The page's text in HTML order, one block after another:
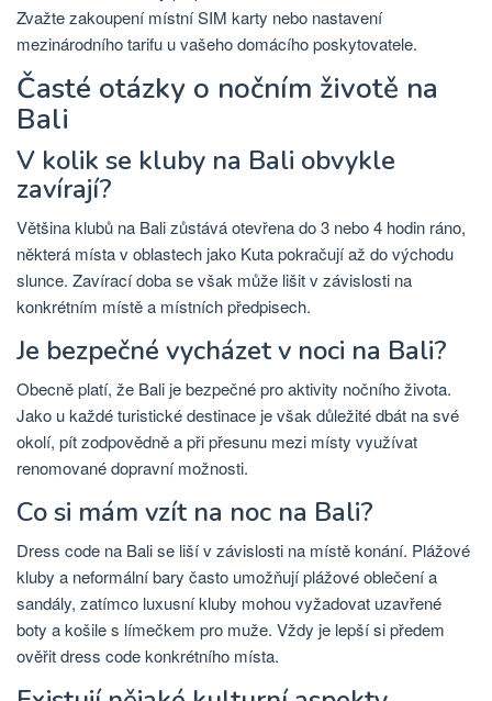
Zvažte zakoupení místní SIM karty nebo nastavení
mezinárodního tarifu u vašeho domácího poskytovatele.
Časté otázky o nočním životě na
Bali
V kolik se kluby na Bali obvykle
zavírají?
Většina klubů na Bali zůstává otevřena do 3 nebo 4 hodin ráno,
některá místa v oblastech jako Kuta pokračují až do východu
slunce. Zavírací doba se však může lišit v závislosti na
konkrétním místě a místních předpisech.
Je bezpečné vycházet v noci na Bali?
Obecně platí, že Bali je bezpečné pro aktivity nočního života.
Jako u každé turistické destinace je však důležité dbát na své
okolí, pít zodpovědně a při přesunu mezi místy využívat
renomované dopravní možnosti.
Co si mám vzít na noc na Bali?
Dress code na Bali se liší v závislosti na místě konání. Plážové
kluby a neformální bary často umožňují plážové oblečení a
sandály, zatímco luxusní kluby mohou vyžadovat uzavřené
boty a košile s límečkem pro muže. Vždy je lepší si předem
ověřit dress code konkrétního místa.